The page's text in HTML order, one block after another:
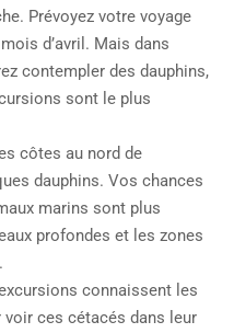
Prévoyez votre voyage
d’avril. Mais dans
contempler des dauphins,
sont le plus
côtes au nord de
dauphins. Vos chances
marins sont plus
profondes et les zones
connaissent les
voir ces cétacés dans leur